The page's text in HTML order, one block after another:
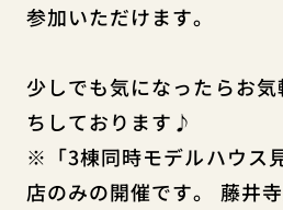
参加いただけます。
少しでも気になったらお
ちしております♪
※「3棟同時モデルハウス
店のみの開催です。 藤井